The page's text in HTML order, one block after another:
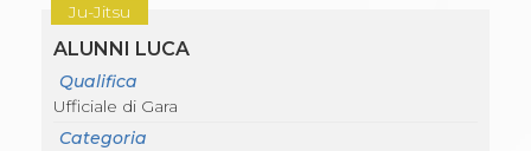
Ju-Jitsu
ALUNNI LUCA
Qualifica
Ufficiale di Gara
Categoria